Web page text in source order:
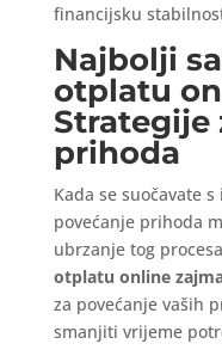
financijsku
Najbolji
otplatu
Strategije
prihoda
Kada se suočavate
povećanje prihoda
ubrzanje tog
otplatu online
za povećanje vaših
smanjiti vrijeme